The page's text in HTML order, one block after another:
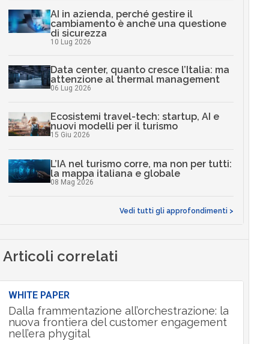
AI in azienda, perché gestire il
cambiamento è anche una questione
di sicurezza
10 Lug 2026
Data center, quanto cresce l’Italia: ma
attenzione al thermal management
06 Lug 2026
Ecosistemi travel-tech: startup, AI e
nuovi modelli per il turismo
15 Giu 2026
L’IA nel turismo corre, ma non per tutti:
la mappa italiana e globale
08 Mag 2026
Vedi tutti gli approfondimenti >
Articoli correlati
WHITE PAPER
Dalla frammentazione all’orchestrazione: la
nuova frontiera del customer engagement
nell’era phygital